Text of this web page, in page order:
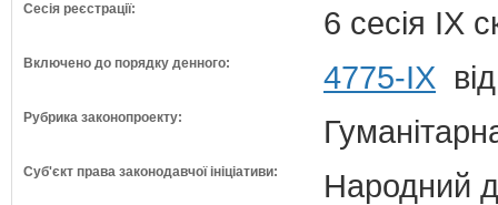
Сесія реєстрації: 6 сесія IX
Включено до порядку денного: 4775-IX
Рубрика законопроекту:
Суб'єкт права законодавчої ініціативи: Народний